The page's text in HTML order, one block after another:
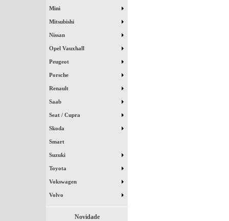
Mini
Mitsubishi
Nissan
Opel Vauxhall
Peugeot
Porsche
Renault
Saab
Seat / Cupra
Skoda
Smart
Suzuki
Toyota
Vokswagen
Volvo
Novidade